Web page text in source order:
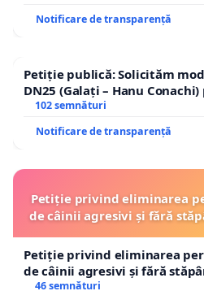
Notificare de transparență
Petiție publică: Solicităm
DN25 (Galați – Hanu
traseului în afara localităților!
102 semnături
Notificare de transparență
Petiție privind eliminarea
de câinii agresivi și fără
Petiție privind eliminarea
de câinii agresivi și fără
46 semnături